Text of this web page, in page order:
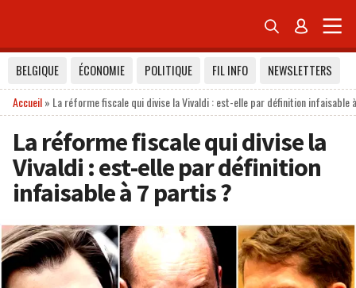
 
BELGIQUE ÉCONOMIE POLITIQUE FIL INFO
NEWSLETTERS
Accueil» La réforme fiscale qui divise la Vivaldi : est-elle par définition infaisable
La réforme fiscale qui divise la
Vivaldi : est-elle par définition
infaisable à 7 partis ?